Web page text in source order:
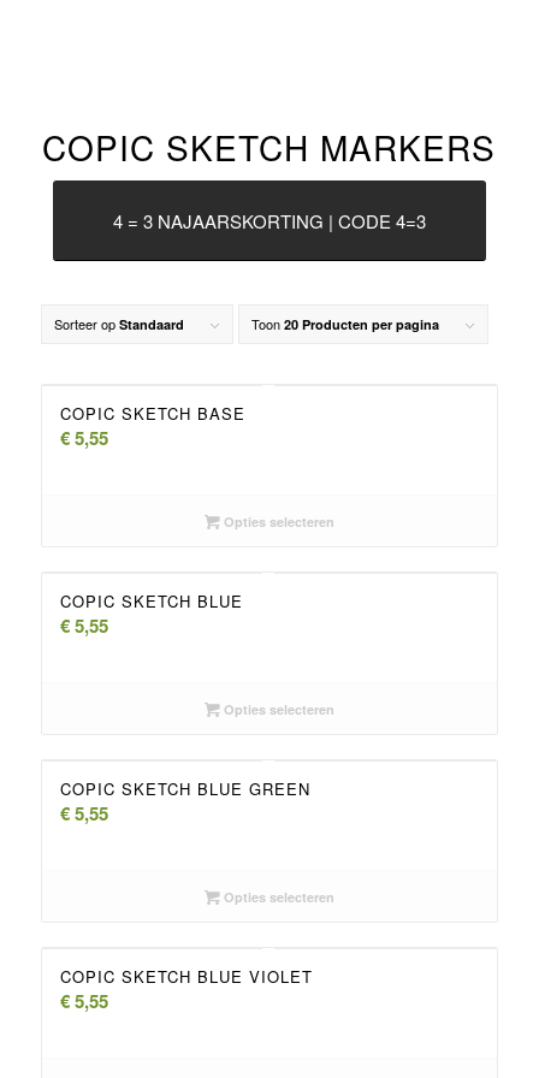
COPIC SKETCH MARKERS
4 = 3 NAJAARSKORTING | CODE 4=3
Sorteer op Standaard Toon 20 Producten per pagina
COPIC SKETCH BASE
€5,55
Opties selecteren
COPIC SKETCH BLUE
€5,55
Opties selecteren
COPIC SKETCH BLUE GREEN
€5,55
Opties selecteren
COPIC SKETCH BLUE VIOLET
€5,55